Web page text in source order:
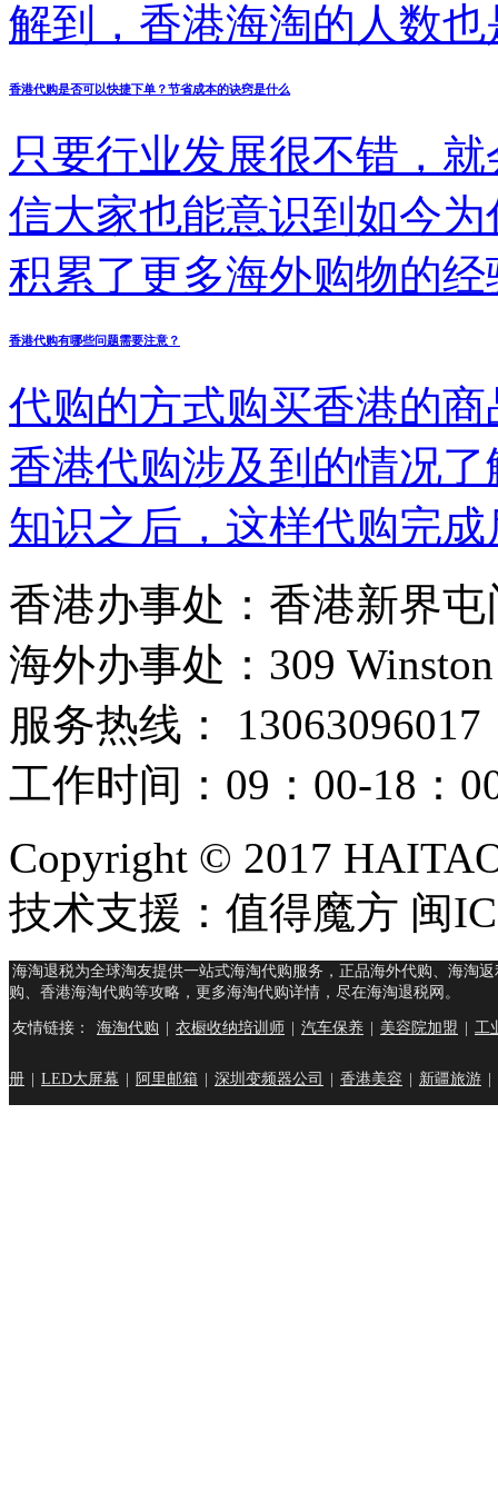
了解代购过程中的情况
购的网站方面来看，能
站在具体内部的布局方
富，网站内部的服务态
的来掌握。把握清楚了
都非常好的网站。 理想
以令各位购物的人员更
关系。所以在关注运输
位相差很多。各位购物
样便可以选择到更加满
各部分的购物的体验性
是代购的模式购物，也
理想的售后服务的。只
物者的问题解决需要来
的体验才会变得更好。
相应的问题都应该很慎
况。 在香港代购涉及到
购完成后得到的满意度
题分析中，代购在服务
解到，香港海淘的人数
存在的优势也成为了各
了解的时候，内部涉及
楚这些相关的构成之后
香港代购是否可以快捷下单？节省成本的诀窍是什么
只要行业发展很不错，
信大家也能意识到如今
积累了更多海外购物的
的问题，比如代购的成
困扰的事情，能否得到
多的朋友足够多的帮助了
香港代购有哪些问题需要注意？
代购的方式购买香港的
香港代购涉及到的情况
知识之后，这样代购完
注代购问题的时候，涉
代购之后的满意度才会
应该从更多的角度来丰
香港办事处：香港新界
海外办事处：309
服务热线： 13063096017
工作时间：09：00-18：
Copyright © 2017
技术支援：值得魔方 闽
海淘退税为全球淘友提供一站式海淘代购服务，正品海外代购、海淘
购、香港海淘代购等攻略，更多海淘代购详情，尽在海淘退税网。
友情链接： 海淘代购 衣橱收纳培训师 汽车保养 美容院加盟 工
册 LED大屏幕 阿里邮箱 深圳变频器公司 香港美容 新疆旅游